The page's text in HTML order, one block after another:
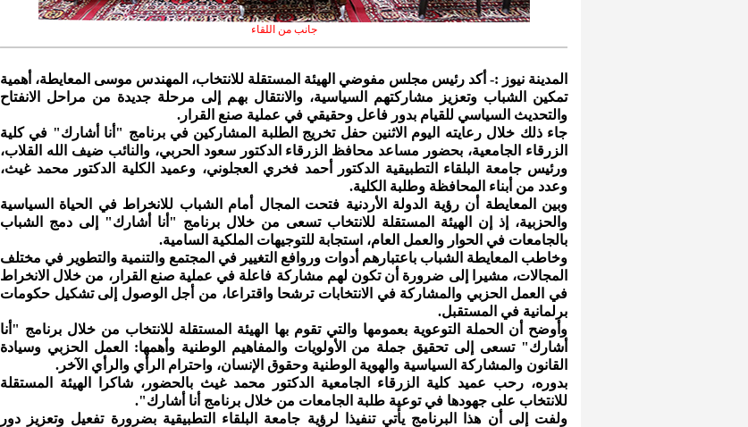
جانب من اللقاء
المدينة نيوز :- أكد رئيس مجلس مفوضي الهيئة المستقلة للانتخاب، المهندس موسى المعايطة، أهمية
تمكين الشباب وتعزيز مشاركتهم السياسية، والانتقال بهم إلى مرحلة جديدة من مراحل الانفتاح
والتحديث السياسي للقيام بدور فاعل وحقيقي في عملية صنع القرار.
جاء ذلك خلال رعايته اليوم الاثنين حفل تخريج الطلبة المشاركين في برنامج "أنا أشارك" في كلية
الزرقاء الجامعية، بحضور مساعد محافظ الزرقاء الدكتور سعود الحربي، والنائب ضيف الله القلاب،
ورئيس جامعة البلقاء التطبيقية الدكتور أحمد فخري العجلوني، وعميد الكلية الدكتور محمد غيث،
وعدد من أبناء المحافظة وطلبة الكلية.
وبين المعايطة أن رؤية الدولة الأردنية فتحت المجال أمام الشباب للانخراط في الحياة السياسية
والحزبية، إذ إن الهيئة المستقلة للانتخاب تسعى من خلال برنامج "أنا أشارك" إلى دمج الشباب
بالجامعات في الحوار والعمل العام، استجابة للتوجيهات الملكية السامية.
وخاطب المعايطة الشباب باعتبارهم أدوات وروافع التغيير في المجتمع والتنمية والتطوير في مختلف
المجالات، مشيرا إلى ضرورة أن تكون لهم مشاركة فاعلة في عملية صنع القرار، من خلال الانخراط
في العمل الحزبي والمشاركة في الانتخابات ترشحا واقتراعا، من أجل الوصول إلى تشكيل حكومات
برلمانية في المستقبل.
وأوضح أن الحملة التوعوية بعمومها والتي تقوم بها الهيئة المستقلة للانتخاب من خلال برنامج "أنا
أشارك" تسعى إلى تحقيق جملة من الأولويات والمفاهيم الوطنية وأهمها: العمل الحزبي وسيادة
القانون والمشاركة السياسية والهوية الوطنية وحقوق الإنسان، واحترام الرأي والرأي الآخر.
بدوره، رحب عميد كلية الزرقاء الجامعية الدكتور محمد غيث بالحضور، شاكرا الهيئة المستقلة
للانتخاب على جهودها في توعية طلبة الجامعات من خلال برنامج أنا أشارك".
ولفت إلى أن هذا البرنامج يأتي تنفيذا لرؤية جامعة البلقاء التطبيقية بضرورة تفعيل وتعزيز دور